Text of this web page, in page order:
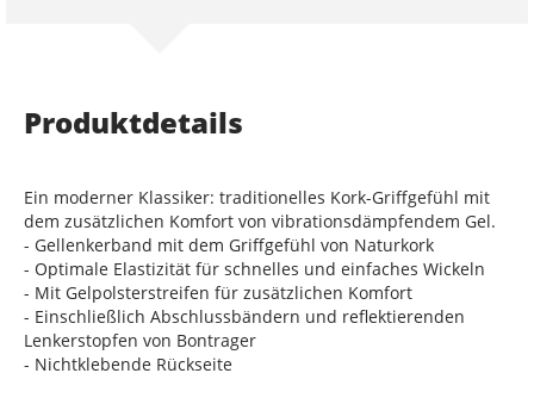
Produktdetails
Ein moderner Klassiker: traditionelles Kork-Griffgefühl mit
dem zusätzlichen Komfort von vibrationsdämpfendem Gel.
- Gellenkerband mit dem Griffgefühl von Naturkork
- Optimale Elastizität für schnelles und einfaches Wickeln
- Mit Gelpolsterstreifen für zusätzlichen Komfort
- Einschließlich Abschlussbändern und reflektierenden
Lenkerstopfen von Bontrager
- Nichtklebende Rückseite